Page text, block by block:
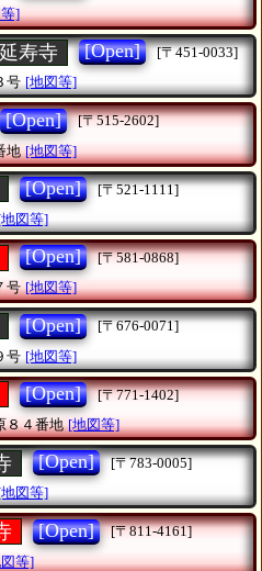
]
寿寺 [Open]
[〒451-0033]
号 [地図等]
[Open]
[〒515-2602]
地 [地図等]
[Open]
[〒521-1111]
図等]
[Open]
[〒581-0868]
号 [地図等]
[Open]
[〒676-0071]
号 [地図等]
[Open]
[〒771-1402]
８４番地 [地図等]
[Open]
[〒783-0005]
図等]
[Open]
[〒811-4161]
等]